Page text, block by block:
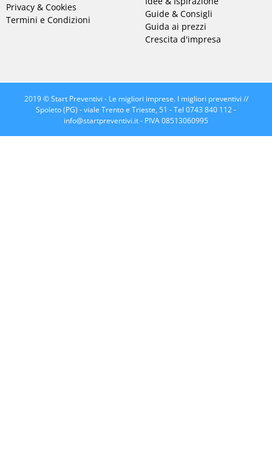
Privacy & Cookies
Termini e Condizioni
Guide & Consigli
Guida ai prezzi
Crescita d'impresa
2019 © Start Preventivi - Le migliori imprese. I migliori preventivi //
Spoleto (PG) - viale Trento e Trieste, 51 - Tel 0743 840 112 -
info@startpreventivi.it- PIVA 08513060995